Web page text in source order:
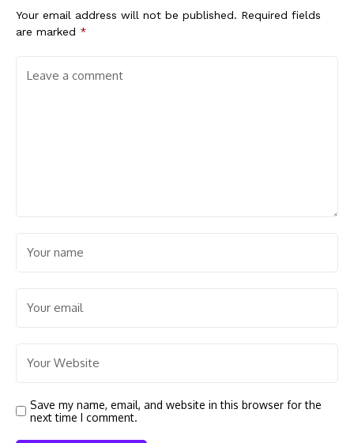
Your email address will not be published. Required fields
are marked *
Save my name, email, and website in this browser for the
next time I comment.